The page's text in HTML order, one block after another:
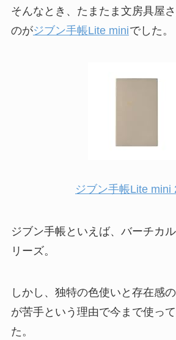
そんなとき、たまたま文房具屋
のがジブン手帳Lite miniでした。
ジブン手帳Lite mini
ジブン手帳といえば、バーチカ
リーズ。
しかし、独特の色使いと存在感
が苦手という理由で今まで使っ
た。